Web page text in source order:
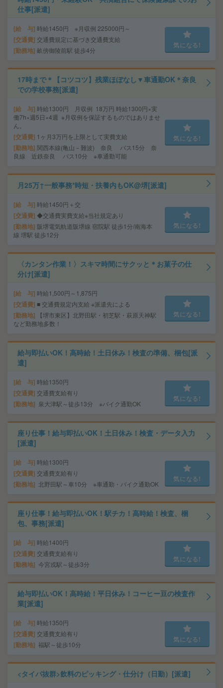
仕事[派遣]
給 与 時給1450円 ※月収例 225000円～
交通費 交通費規定に基づき交通費支給
勤務地 畝傍御陵前駅 徒歩4分
気になる!
17時まで＊【コツコツ】残業ほぼなし▼車通勤OK＊奈良
での学校事務[派遣]
給 与 時給1300円 月収例 18万円 時給1300円×実
働7h×週5日×4週 ※月収例を保証するものではありませ
ん。
交通費 1ヶ月3万円を上限として実費支給
勤務地 関西本線(亀山－難波) 奈良 バス15分 奈
良線 近鉄奈良 バス10分 ※車通勤可能
気になる!
月25万↑一般事務*時短・扶養内もOK@堺[派遣]
給 与 時給1450円＋交
交通費 ◆交通費実費支給※当社規定あり
勤務地 阪堺電気軌道阪堺線 宿院駅 徒歩1分/南海本
線 堺駅 徒歩12分
気になる!
〈カンタン作業！〉スキマ時間にサクッと＊お菓子の仕
分け[派遣]
給 与 時給1,500円～1,875円
交通費 ■ 交通費規定内支給 ※派遣先による
勤務地
【堺市東区】北野田駅・初芝駅・萩原天神駅
など勤務地多数！
気になる!
給与即払いOK！高時給！土日休み！検査の準備、梱包[派
遣]
給 与 時給1350円
交通費 交通費支給有り
勤務地 泉大津駅～徒歩13分 ※バイク通勤OK
気になる!
座り仕事！給与即払いOK！土日休み！検査・データ入力
[派遣]
給 与 時給1300円
交通費 交通費支給有り
勤務地 北野田駅～車10分 ※車通勤・バイク通勤OK
気になる!
座り仕事！給与即払いOK！駅チカ！高時給！検査、梱
包、事務[派遣]
給 与 時給1400円
交通費 交通費支給有り
勤務地 今宮戎駅～徒歩3分
気になる!
給与即払いOK！高時給！平日休み！コーヒー豆の検査作
業[派遣]
給 与 時給1350円
交通費 交通費支給有り
勤務地 福駅～徒歩10分
気になる!
<タイパ抜群>飲料のピッキング・仕分け（日勤）[派遣]